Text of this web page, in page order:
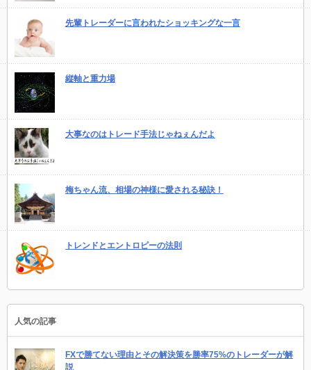
先輩トレーダーに言われたショッキングな一言
縦軸と重力場
大事なのはトレード手法じゃねぇんだよ
梅ちゃん流、相場の神様に愛される秘訣！
トレンドとエントロピーの法則
人気の記事
FXで勝てない理由とその解決策を勝率75%のトレーダーが解
説